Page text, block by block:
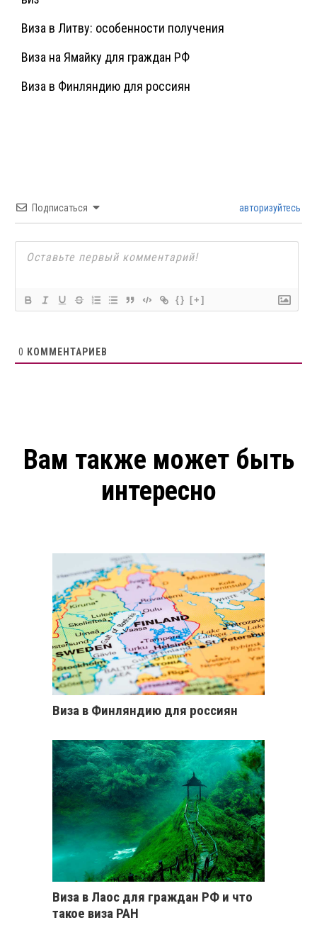
Виза в Литву: особенности получения
Виза на Ямайку для граждан РФ
Виза в Финляндию для россиян
Подписаться авторизуйтесь
{} [+]
0 КОММЕНТАРИЕВ
Вам также может быть
интересно
Виза в Финляндию для россиян
Виза в Лаос для граждан РФ и что
такое виза РАН